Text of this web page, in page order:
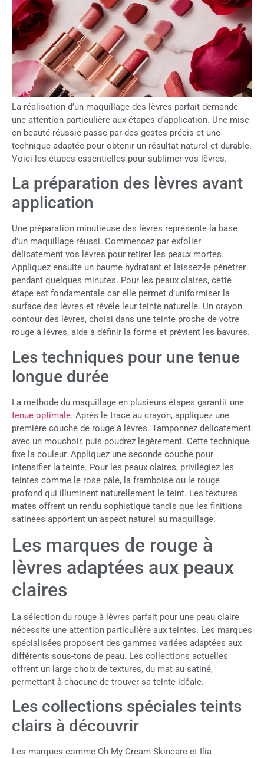
La réalisation d’un maquillage des lèvres parfait demande
une attention particulière aux étapes d’application. Une mise
en beauté réussie passe par des gestes précis et une
technique adaptée pour obtenir un résultat naturel et durable.
Voici les étapes essentielles pour sublimer vos lèvres.
La préparation des lèvres avant
application
Une préparation minutieuse des lèvres représente la base
d’un maquillage réussi. Commencez par exfolier
délicatement vos lèvres pour retirer les peaux mortes.
Appliquez ensuite un baume hydratant et laissez-le pénétrer
pendant quelques minutes. Pour les peaux claires, cette
étape est fondamentale car elle permet d’uniformiser la
surface des lèvres et révèle leur teinte naturelle. Un crayon
contour des lèvres, choisi dans une teinte proche de votre
rouge à lèvres, aide à définir la forme et prévient les bavures.
Les techniques pour une tenue
longue durée
La méthode du maquillage en plusieurs étapes garantit une
tenue optimale. Après le tracé au crayon, appliquez une
première couche de rouge à lèvres. Tamponnez délicatement
avec un mouchoir, puis poudrez légèrement. Cette technique
fixe la couleur. Appliquez une seconde couche pour
intensifier la teinte. Pour les peaux claires, privilégiez les
teintes comme le rose pâle, la framboise ou le rouge
profond qui illuminent naturellement le teint. Les textures
mates offrent un rendu sophistiqué tandis que les finitions
satinées apportent un aspect naturel au maquillage.
Les marques de rouge à
lèvres adaptées aux peaux
claires
La sélection du rouge à lèvres parfait pour une peau claire
nécessite une attention particulière aux teintes. Les marques
spécialisées proposent des gammes variées adaptées aux
différents sous-tons de peau. Les collections actuelles
offrent un large choix de textures, du mat au satiné,
permettant à chacune de trouver sa teinte idéale.
Les collections spéciales teints
clairs à découvrir
Les marques comme Oh My Cream Skincare et Ilia